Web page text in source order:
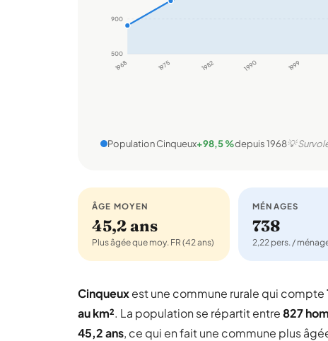
500
900
1968 1975 1982 1990 1999
Population Cinqueux+98,5 %depuis 1968💡
ÂGE MOYEN
45,2 ans
Plus âgée que moy. FR (42 ans)
MÉNAGES
738
2,22 pers. /
Cinqueuxest une commune rurale qui compte
au km². La population se répartit entre827
45,2 ans, ce qui en fait une commune plus